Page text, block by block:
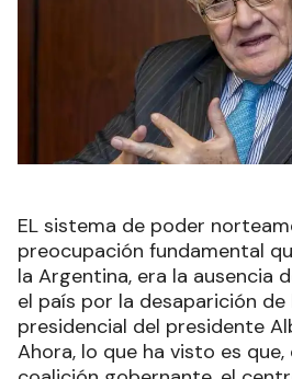
EL sistema de poder
preocupación fundamental
la Argentina, era la ausencia
el país por la desaparición
presidencial del presidente
Ahora, lo que ha visto es